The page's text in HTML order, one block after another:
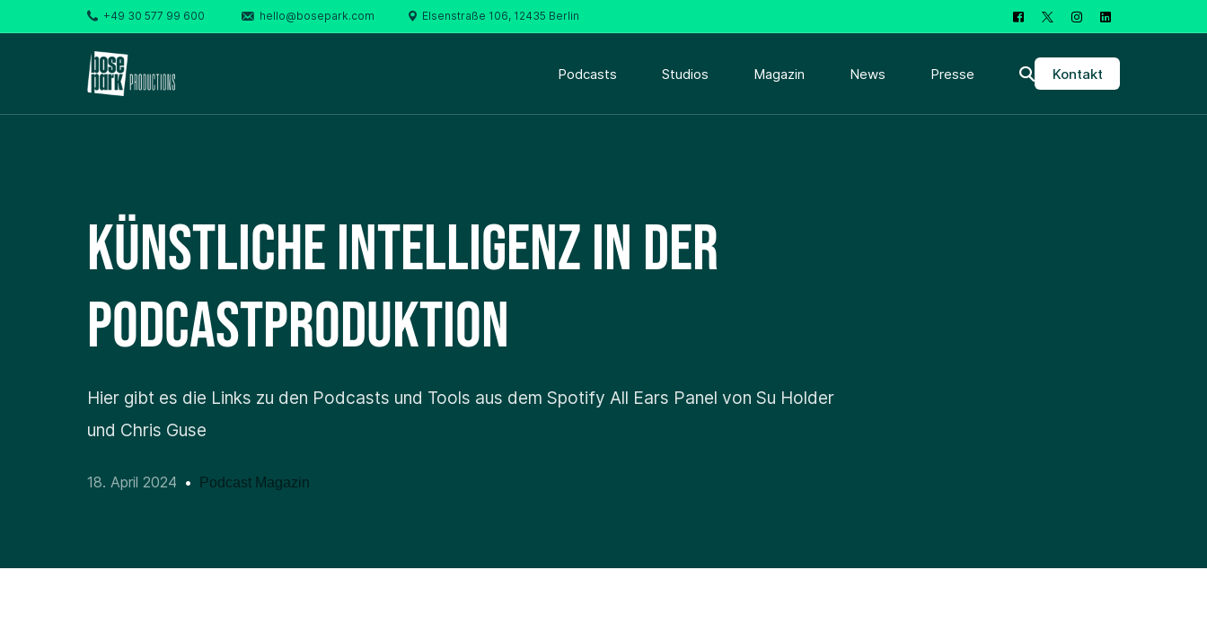
+49 30 577 99 600 hello@bosepark.com Elsenstraße 106, 12435 Berlin
Podcasts Studios Magazin News Presse Kontakt
Künstliche Intelligenz in der
Podcastproduktion
Hier gibt es die Links zu den Podcasts und Tools aus dem Spotify All Ears Panel von Su Holder
und Chris Guse
18. April 2024 Podcast Magazin